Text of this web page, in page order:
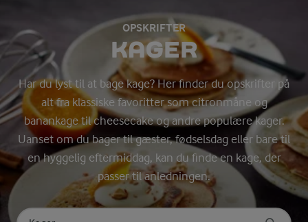
OPSKRIFTER
KAGER
Har du lyst til at bage kage? Her finder du opskrifter på
alt fra klassiske favoritter som citronmåne og
banankage til cheesecake og andre populære kager.
Uanset om du bager til gæster, fødselsdag eller bare til
en hyggelig eftermiddag, kan du finde en kage, der
passer til anledningen.